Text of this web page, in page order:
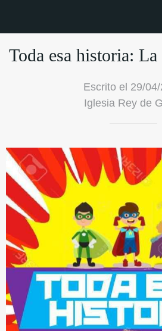
Toda esa historia:
Escrito el 29/
Iglesia Rey de